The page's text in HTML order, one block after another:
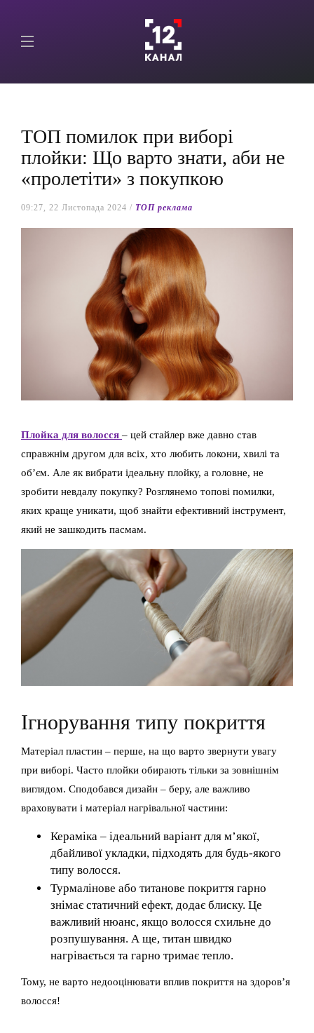
ТОП помилок при виборі
плойки: Що варто знати, аби не
«пролетіти» з покупкою
09:27, 22 Листопада 2024 / ТОП реклама
Плойка для волосся – цей стайлер вже давно став
справжнім другом для всіх, хто любить локони, хвилі та
об’єм. Але як вибрати ідеальну плойку, а головне, не
зробити невдалу покупку? Розглянемо топові помилки,
яких краще уникати, щоб знайти ефективний інструмент,
який не зашкодить пасмам.
Ігнорування типу покриття
Матеріал пластин – перше, на що варто звернути увагу
при виборі. Часто плойки обирають тільки за зовнішнім
виглядом. Сподобався дизайн – беру, але важливо
враховувати і матеріал нагрівальної частини:
Кераміка – ідеальний варіант для м’якої,
дбайливої укладки, підходять для будь-якого
типу волосся.
Турмалінове або титанове покриття гарно
знімає статичний ефект, додає блиску. Це
важливий нюанс, якщо волосся схильне до
розпушування. А ще, титан швидко
нагрівається та гарно тримає тепло.
Тому, не варто недооцінювати вплив покриття на здоров’я
волосся!